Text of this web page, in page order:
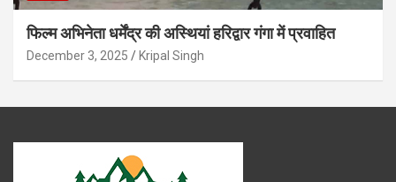
फिल्म अभिनेता धर्मेंद्र की अस्थियां हरिद्वार गंगा में प्रवाहित
December 3, 2025 Kripal Singh